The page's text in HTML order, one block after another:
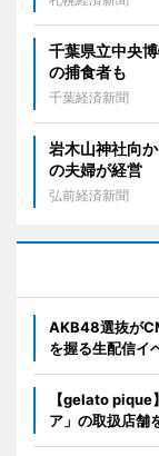
千葉県立中央
の捕食者も
千葉経済新聞
岩木山神社向
の夫婦が経営
弘前経済新聞
AKB48選抜が
を握る生配信イ
【gelato pique
ア」の取扱店舗